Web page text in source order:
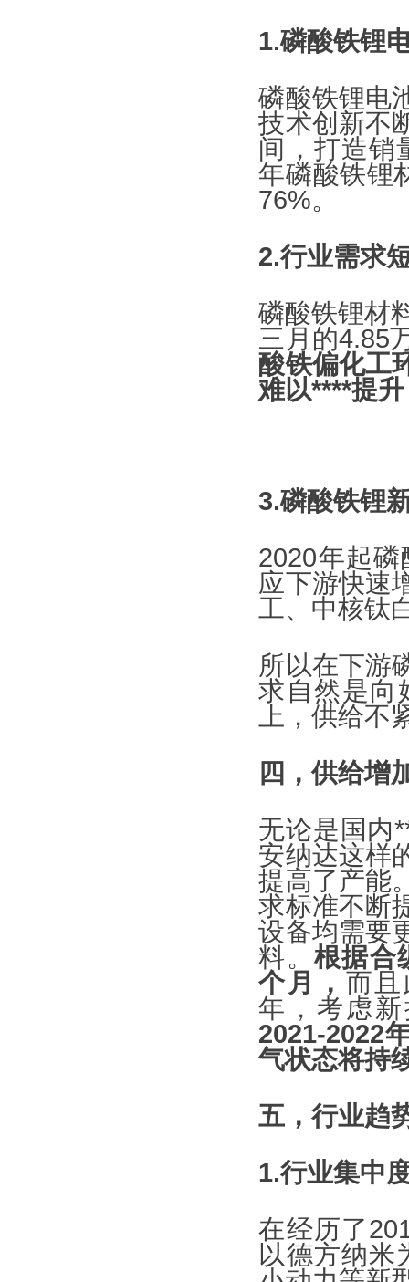
1.磷酸铁锂
磷酸铁锂电
技术创新不
间，打造销
年磷酸铁锂
76%。
2.行业需求
磷酸铁锂材
三月的4.85
酸铁偏化工
难以****提
3.磷酸铁锂
2020年起
应下游快速
工、中核钛
所以在下游
求自然是向
上，供给
四，供给增
无论是国内
安纳达这样
提高了产能
求标准不断
设备均需要
料。根据合
个月， 而
年，考虑
2021-2022
气状态将持
五，行业趋
1.行业集中
在经历了
以德方纳米